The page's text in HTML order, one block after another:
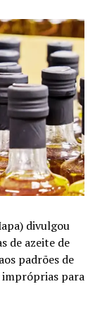
divulgou
de azeite de
padrões de
impróprias para